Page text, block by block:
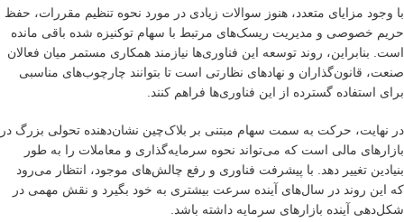
با وجود مزایای متعدد، هنوز سوالات زیادی در مورد نحوه تنظیم مقررات، حفظ
حریم خصوصی و مدیریت ریسک‌های مرتبط با سهام توکنیزه شده باقی مانده
است. بنابراین، روند توسعه این فناوری‌ها نیازمند همکاری مستمر میان فعالان
صنعت، قانون‌گذاران و نهادهای نظارتی است تا بتوانند چارچوب‌های مناسبی
برای استفاده گسترده از این فناوری‌ها فراهم کنند.
در نهایت، حرکت به سمت سهام مبتنی بر بلاک‌چین نشان‌دهنده تحولی بزرگ در
بازارهای مالی است که می‌تواند نحوه سرمایه‌گذاری و معاملات را به طور
بنیادین تغییر دهد. با پیشرفت فناوری و رفع چالش‌های موجود، انتظار می‌رود
که این روند در سال‌های آینده سرعت بیشتری به خود بگیرد و نقش مهمی در
شکل‌دهی آینده بازارهای سرمایه داشته باشد.